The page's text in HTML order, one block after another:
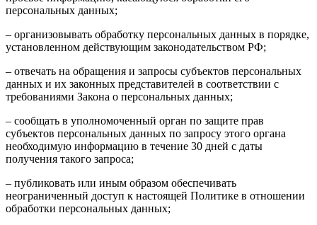
персональных данных;
– организовывать обработку персональных данных в порядке,
установленном действующим законодательством РФ;
– отвечать на обращения и запросы субъектов персональных
данных и их законных представителей в соответствии с
требованиями Закона о персональных данных;
– сообщать в уполномоченный орган по защите прав
субъектов персональных данных по запросу этого органа
необходимую информацию в течение 30 дней с даты
получения такого запроса;
– публиковать или иным образом обеспечивать
неограниченный доступ к настоящей Политике в отношении
обработки персональных данных;